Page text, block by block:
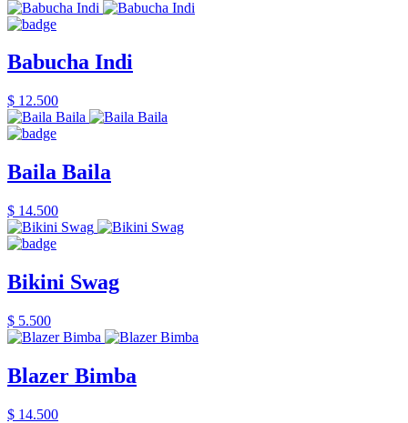
Babucha Indi
$ 12.500
Baila Baila
$ 14.500
Bikini Swag
$ 5.500
Blazer Bimba
$ 14.500